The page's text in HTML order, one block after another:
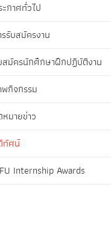
ะกาศทั่วไป
รรับสมัครงาน
สมัครนักศึกษาฝึกปฏิบัติงาน
พกิจกรรม
หมายข่าว
ทัศน์
Internship Awards